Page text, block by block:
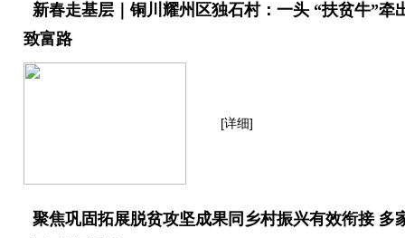
新春走基层｜铜川耀州区独石村：一头 “扶贫牛”牵
致富路
[详细]
聚焦巩固拓展脱贫攻坚成果同乡村振兴有效衔接 多